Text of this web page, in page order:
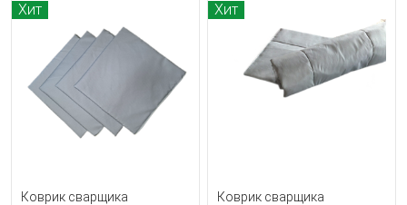
Хит
Коврик сварщика
Хит
Коврик сварщика